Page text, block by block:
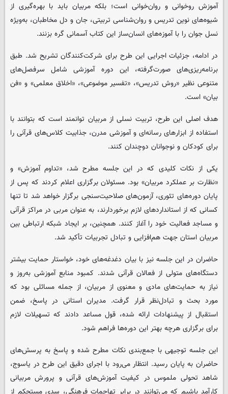
آموزش روخوانی و روان‌خوانی است؛ بلکه مربیان باید با بهره‌گیری از
شیوه‌های نوین تدریس و روان‌شناسی تربیتی، جان و دل مخاطبان، به‌ویژه
نسل جوان را با آموزه‌های انسان‌ساز این کتاب آسمانی گره بزنند.
در ادامه، جزئیات اجرایی این طرح برای شرکت‌کنندگان تشریح شد. طبق
برنامه‌ریزی‌های صورت‌گرفته، این دوره آموزشی شامل سرفصل‌های
متنوعی نظیر «روش تدریس»، «تفسیر موضوعی»، «اخلاق معلمی» و «فن
بیان» است.
هدف اصلی این طرح، تربیت نسلی از مربیان توانمند است که بتوانند با
استفاده از ابزارهای رسانه‌ای و آموزشی مدرن، جذابیت کلاس‌های قرآنی را
برای کودکان و نوجوانان دوچندان کنند.
یکی از نکات کلیدی که در این جلسه مطرح شد، «تداوم آموزش» و
«نظارت بر عملکرد مربیان» بود. مسئولان برگزاری اعلام کردند که پس از
پایان دوره‌های تئوری، آزمون‌های صلاحیت‌سنجی برگزار خواهد شد تا تنها
کسانی که از استانداردهای لازم برخوردارند، به عنوان مربی در مراکز قرآنی
و مساجد فعالیت خود را آغاز کنند. همچنین، بر ایجاد شبکه ارتباطی بین
مربیان استان جهت هم‌افزایی و تبادل تجربیات تأکید شد.
حاضران در این جلسه نیز با بیان دغدغه‌های خود، خواستار حمایت بیشتر
دستگاه‌های متولی از فعالان قرآنی شدند. کمبود منابع آموزشی به‌روز و
نیاز به حمایت‌های مادی و معنوی از مربیان، از جمله مسائلی بود که
مورد بحث و تبادل‌نظر قرار گرفت. مدیران استانی در پاسخ، ضمن
استقبال از پیشنهادات ارائه شده، قول مساعد دادند که تسهیلات لازم
برای برگزاری هرچه بهتر این دوره‌ها فراهم شود.
این جلسه توجیهی با جمع‌بندی نکات مطرح‌ شده و پاسخ به پرسش‌های
حاضران به پایان رسید. انتظار می‌رود با اجرای دقیق این طرح در یاسوج،
شاهد تحولی ملموس در کیفیت آموزش‌های قرآنی و پرورش مربیانی